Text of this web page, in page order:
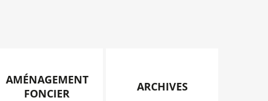
AMÉNAGEMENT
FONCIER
ARCHIVES